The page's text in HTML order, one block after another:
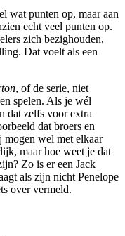
wat punten op, maar aan
echt veel punten op.
zich bezighouden,
Dat voelt als een
, of de serie, niet
spelen. Als je wél
dat zelfs voor extra
dat broers en
mogen wel met elkaar
maar hoe weet je dat
Zo is er een Jack
als zijn nicht Penelope
over vermeld.